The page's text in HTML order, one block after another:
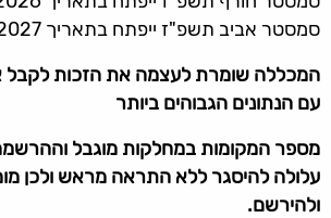
סמסטר אביב תשפ"ז ייפתח בתאריך 16.03.2027
המכללה שומרת לעצמה את הזכות לקבל
עם הנתונים הגבוהים ביותר
מספר המקומות במחלקות מוגבל
עלולה להיסגר ללא התראה מראש ולכן
ולהירשם.